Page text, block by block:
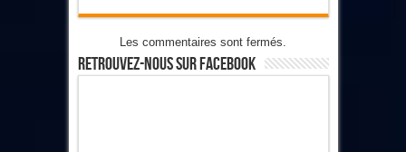
Les commentaires sont fermés.
Retrouvez-Nous Sur Facebook